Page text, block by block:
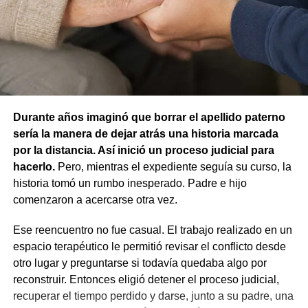
animal.
La resolución también descartó la figura de custodia de
animales, ya que esa infracción solo se configura cuando
un animal causa lesiones a una persona por falta de
cuidados de su dueño. En este caso, el daño recayó
resultaba aplicable.
El fallo aclaró que el archivo de la causa
contravencional no impide que el dueño del perro
lesionado reclame por la vía civil una indemnización
por los daños que considere haber sufrido.
Durante años imaginó que borrar el apellido paterno
sería la manera de dejar atrás una historia marcada
por la distancia. Así inició un proceso judicial para
hacerlo.Pero, mientras el expediente seguía su curso, la
historia tomó un rumbo inesperado. Padre e hijo
comenzaron a acercarse otra vez.
Ese reencuentro no fue casual. El trabajo realizado en un
espacio terapéutico le permitió revisar el conflicto desde
otro lugar y preguntarse si todavía quedaba algo por
reconstruir. Entonces eligió detener el proceso judicial,
recuperar el tiempo perdido y darse, junto a su padre, una